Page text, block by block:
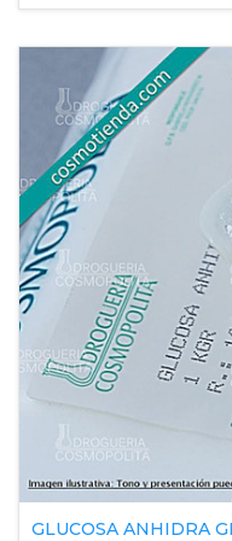
GLUCOSA ANHIDRA